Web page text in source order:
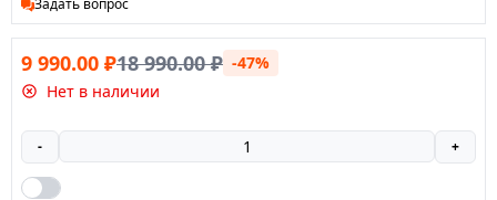
Задать вопрос
9 990.00 ₽18 990.00₽ -47%
Нет в наличии
- +